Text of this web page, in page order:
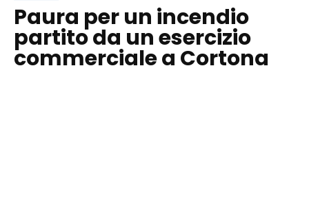
Paura per un incendio
partito da un esercizio
commerciale a Cortona